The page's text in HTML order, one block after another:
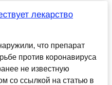
лекарство
что препарат
против коронавируса
не известную
со ссылкой на статью в